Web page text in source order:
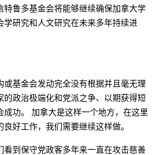
特鲁多基金会将能够继续确保加拿大学
学研究和人文研究在未来多年持续进
或基金会发动完全没有根据并且毫无理
的政治极端化和党派之争、以期获得短
成功。 加拿大是这样一个地方，在这里
好工作，我们需要继续这样做。
看到保守党政客多年来一直在攻击慈善